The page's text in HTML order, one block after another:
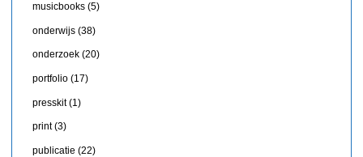
musicbooks(5)
onderwijs(38)
onderzoek(20)
portfolio(17)
presskit(1)
print(3)
publicatie (22)